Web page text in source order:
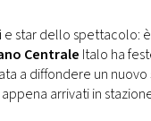
e star dello spettacolo:
Centrale Italo ha
a diffondere un nuovo
arrivati in